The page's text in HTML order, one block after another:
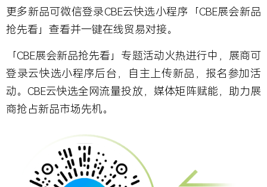
更多新品可微信登录CBE云快选小程序「CBE展会新品
抢先看」查看并一键在线贸易对接。
「CBE展会新品抢先看」专题活动火热进行中，展商可
登录云快选小程序后台，自主上传新品，报名参加活
动。CBE云快选全网流量投放，媒体矩阵赋能，助力展
商抢占新品市场先机。